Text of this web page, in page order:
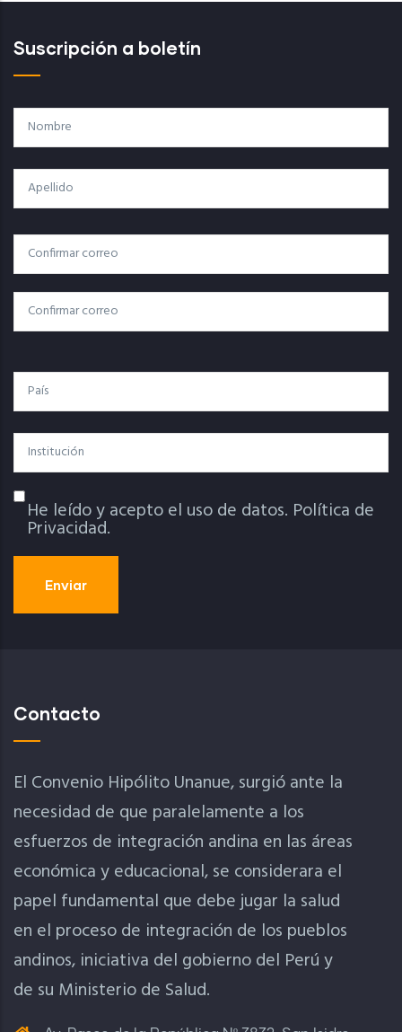
Suscripción a boletín
Nombre
Apellido
Correo
Electrónico
Correo Electrónico
Confirmar Correo
País
Institución
Política De Privacidad
He leído y acepto el uso de datos. Política de
Privacidad.
Contacto
El Convenio Hipólito Unanue, surgió ante la
necesidad de que paralelamente a los
esfuerzos de integración andina en las áreas
económica y educacional, se considerara el
papel fundamental que debe jugar la salud
en el proceso de integración de los pueblos
andinos, iniciativa del gobierno del Perú y
de su Ministerio de Salud.